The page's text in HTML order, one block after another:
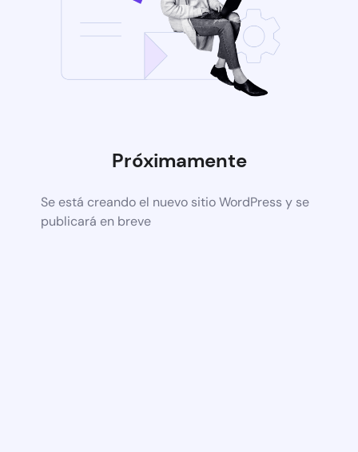
Próximamente
Se está creando el nuevo sitio WordPress y se
publicará en breve